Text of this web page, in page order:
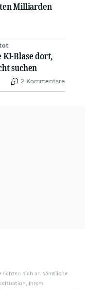
Milliarden
KI-Blase dort,
suchen
2 Kommentare
richten sich an sämtliche
ihrem